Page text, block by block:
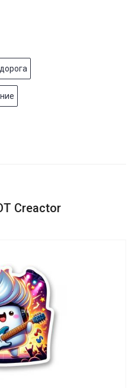
дорога
Creactor